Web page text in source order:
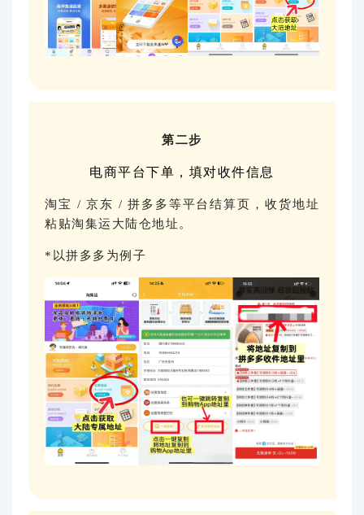
第二步
电商平台下单，填对收件信息
淘宝 / 京东 / 拼多多等平台结算页，收货地址
粘贴淘集运大陆仓地址。
*以拼多多为例子